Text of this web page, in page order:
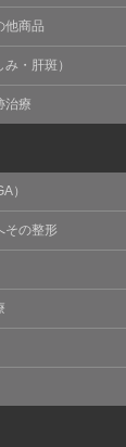
【利用目的】
利用することが
あたっては、
個人情報の管
ィカルアライア
6459-0169
れる情報
に規定されてい
る者の範囲
定するTCBグル
の利用目的
成のため
て】
他商品
・肝斑）
治療
）
その整形